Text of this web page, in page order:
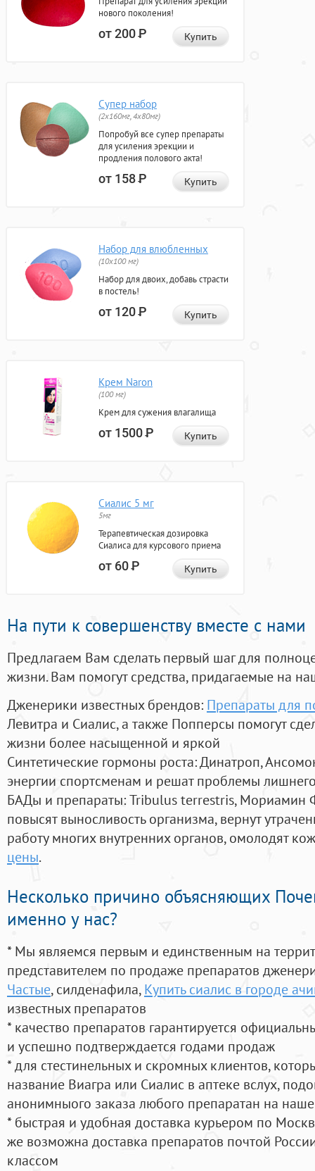
нового поколения!
от 200Р Купить
Супер набор
(2х160мг, 4х80мг)
Попробуй все супер препараты
для усиления эрекции и
продления полового акта!
от 158Р Купить
Набор для влюбленных
(10х100 мг)
Набор для двоих, добавь страсти
в постель!
от 120Р Купить
Крем Naron
(100 мг)
Крем для сужения влагалища
от 1500Р Купить
Сиалис 5 мг
5мг
Терапевтическая дозировка
Сиалиса для курсового приема
от 60Р Купить
На пути к совершенству вместе с нами
Предлагаем Вам сделать первый шаг для
жизни. Вам помогут средства, придагаемые на
Дженерики известных брендов: Препараты для
Левитра и Сиалис, а также Попперсы помогут
жизни более насыщенной и яркой
Синтетические гормоны роста: Динатроп,
энергии спортсменам и решат проблемы
БАДы и препараты:Tribulus terrestris, Мориамин
повысят выносливость организма, вернут
работу многих внутренних органов, омолодят
цены.
Несколько причино объясняющих
именно у нас?
* Мы являемся первым и единственным на
представителем по продаже препаратов
Частые, силденафила, Купить сиалис в городе
известных препаратов
* качество препаратов гарантируется
и успешно подтверждается годами продаж
* для стестинельных и скромных клиентов,
название Виагра или Сиалис в аптеке вслух,
анонимныого заказа любого препаратан на
* быстрая и удобная доставка курьером по
же возможна доставка препаратов почтой
классом